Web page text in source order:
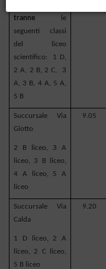
tranne le
seguenti classi
del liceo
scientifico:
1 D,
2 A, 2 B, 2 C,
3
A, 3 B, 4 A, 5 A,
5 B
Succursale Via
Giotto
2 B liceo, 3 A
liceo, 3 B liceo,
4 A liceo, 5 A
liceo
9.05
Succursale Via
Calda
1 D liceo, 2 A
liceo, 2 C liceo,
5 B liceo
9.20